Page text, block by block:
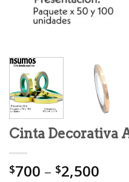
Cinta Decorativa
$700 – $2,500